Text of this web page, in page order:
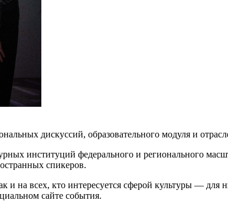
дискуссий, образовательного модуля и
институций федерального и регионального
спикеров.
и на всех, кто интересуется сферой культуры —
сайте события.